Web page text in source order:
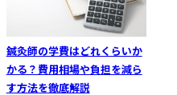
鍼灸師の学費はどれくらいか
かる？費用相場や負担を減ら
す方法を徹底解説